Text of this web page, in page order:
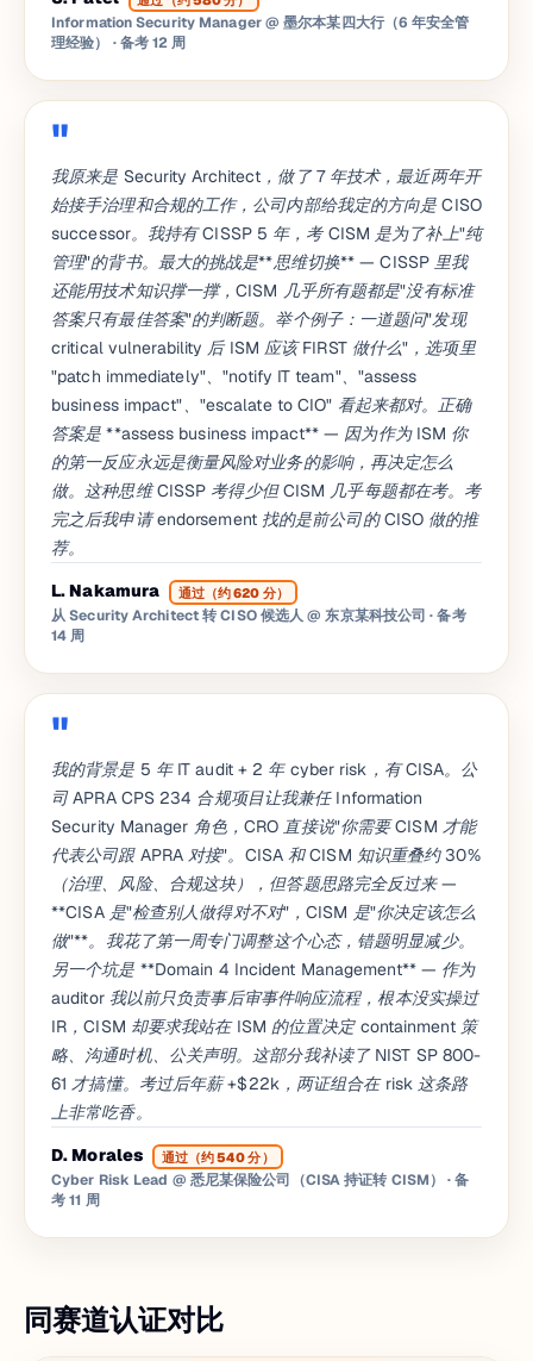
Information Security Manager @ 墨尔本某四大行（6 年安全管
理经验）
· 备考 12 周
我原来是 Security Architect，做了 7 年技术，最近两年开
始接手治理和合规的工作，公司内部给我定的方向是 CISO
successor。我持有 CISSP 5 年，考 CISM 是为了补上"纯
管理"的背书。最大的挑战是**思维切换** — CISSP 里我
还能用技术知识撑一撑，CISM 几乎所有题都是"没有标准
答案只有最佳答案"的判断题。举个例子：一道题问"发现
critical vulnerability 后 ISM 应该 FIRST 做什么"，选项里
"patch immediately"、"notify IT team"、"assess
business impact"、"escalate to CIO" 看起来都对。正确
答案是 **assess business impact** — 因为作为 ISM 你
的第一反应永远是衡量风险对业务的影响，再决定怎么
做。这种思维 CISSP 考得少但 CISM 几乎每题都在考。考
完之后我申请 endorsement 找的是前公司的 CISO 做的推
荐。
L. Nakamura
通过（约 620 分）
从 Security Architect 转 CISO 候选人 @ 东京某科技公司 · 备考
14 周
我的背景是 5 年 IT audit + 2 年 cyber risk，有 CISA。公
司 APRA CPS 234 合规项目让我兼任 Information
Security Manager 角色，CRO 直接说"你需要 CISM 才能
代表公司跟 APRA 对接"。CISA 和 CISM 知识重叠约 30%
（治理、风险、合规这块），但答题思路完全反过来 —
**CISA 是"检查别人做得对不对"，CISM 是"你决定该怎么
做"**。我花了第一周专门调整这个心态，错题明显减少。
另一个坑是 **Domain 4 Incident Management** — 作为
auditor 我以前只负责事后审事件响应流程，根本没实操过
IR，CISM 却要求我站在 ISM 的位置决定 containment 策
略、沟通时机、公关声明。这部分我补读了 NIST SP 800-
61 才搞懂。考过后年薪 +$22k，两证组合在 risk 这条路
上非常吃香。
D. Morales
通过（约 540 分）
Cyber Risk Lead @ 悉尼某保险公司（CISA 持证转 CISM）
· 备
考 11 周
同赛道认证对比